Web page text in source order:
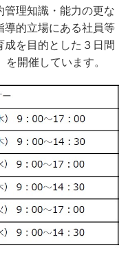
理知識・能力の更な
導的立場にある社員等
成を目的とした３日間
開催しています。